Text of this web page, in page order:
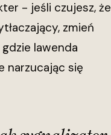
- jeśli czujesz, że
zmień
lawenda
narzucając się